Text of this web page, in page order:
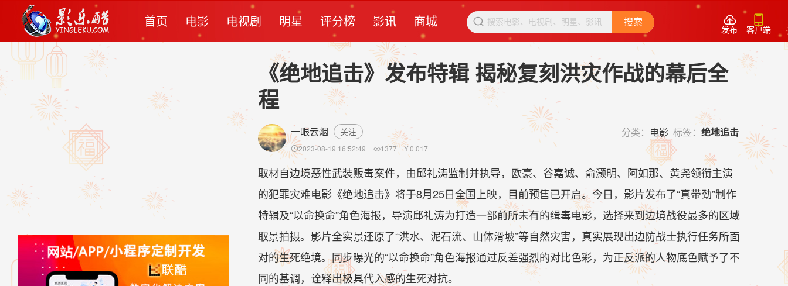
首页 电影 电视剧 明星 评分榜 影讯 商城  搜索 
发布

客户端
《绝地追击》发布特辑 揭秘复刻洪灾作战的幕后全
程
分类： 电影标签： 绝地追击
一眼云烟 关注
2023-08-19 16:52:49 1377 ￥0.017
取材自边境恶性武装贩毒案件，由邱礼涛监制并执导，欧豪、谷嘉诚、俞灏明、阿如那、黄尧领衔主演
的犯罪灾难电影《绝地追击》将于8月25日全国上映，目前预售已开启。今日，影片发布了“真带劲”制作
特辑及“以命换命”角色海报，导演邱礼涛为打造一部前所未有的缉毒电影，选择来到边境战役最多的区域
取景拍摄。影片全实景还原了“洪水、泥石流、山体滑坡”等自然灾害，真实展现出边防战士执行任务所面
对的生死绝境。同步曝光的“以命换命”角色海报通过反差强烈的对比色彩，为正反派的人物底色赋予了不
同的基调，诠释出极具代入感的生死对抗。